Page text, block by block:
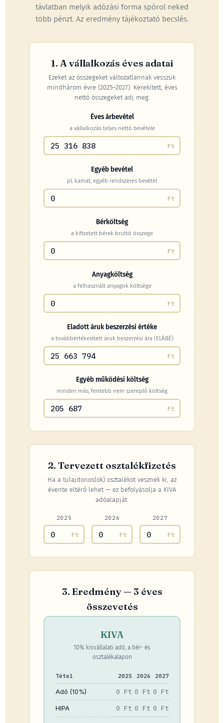
távlatban melyik adózási forma spórol neked
több pénzt. Az eredmény tájékoztató becslés.
1. A vállalkozás éves adatai
Ezeket az összegeket változatlannak vesszük
mindhárom évre (2025–2027). Kerekített, éves
nettó összegeket adj meg.
Éves árbevétel
a vállalkozás teljes nettó bevétele
Ft
Egyéb bevétel
pl. kamat, egyéb rendszeres bevétel
Ft
Bérköltség
a kifizetett bérek bruttó összege
Ft
Anyagköltség
a felhasznált anyagok költsége
Ft
Eladott áruk beszerzési értéke
a továbbértékesített áruk beszerzési ára (ELÁBÉ)
Ft
Egyéb működési költség
minden más, fentebb nem szereplő költség
Ft
2. Tervezett osztalékfizetés
Ha a tulajdonos(ok) osztalékot vesznek ki, az
évente eltérő lehet — ez befolyásolja a KIVA
adóalapját.
2025
Ft
2026
Ft
2027
Ft
3. Eredmény — 3 éves
összevetés
KIVA
10% kisvállalati adó, a bér- és
osztalékalapon
Tétel 2025 2026 2027
Adó (10%) 0 Ft 0 Ft 0 Ft
HIPA 0 Ft 0 Ft 0 Ft